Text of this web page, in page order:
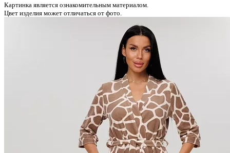
Картинка является ознакомительным материалом.
Цвет изделия может отличаться от фото.